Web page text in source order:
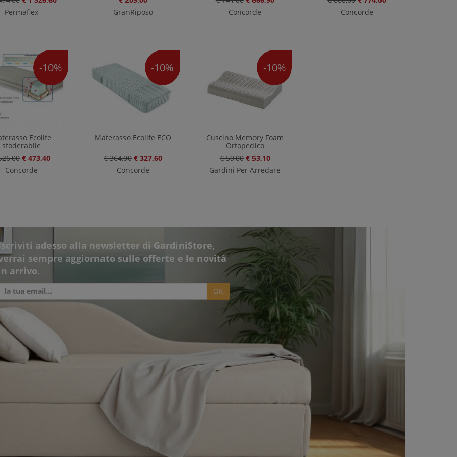
Permaflex
GranRiposo
Concorde
Concorde
-10%
Ecolife
sfoderabile
€ 473,40
Concorde
-10%
Materasso Ecolife ECO
€ 364,00 € 327,60
Concorde
-10%
Cuscino Memory Foam
Ortopedico
€ 59,00 € 53,10
Gardini Per Arredare
adesso alla newsletter di GardiniStore,
sempre aggiornato sulle offerte e le novità
arrivo.
OK